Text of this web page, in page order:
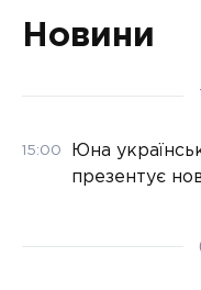
Новини
15:00
Юна
презентує